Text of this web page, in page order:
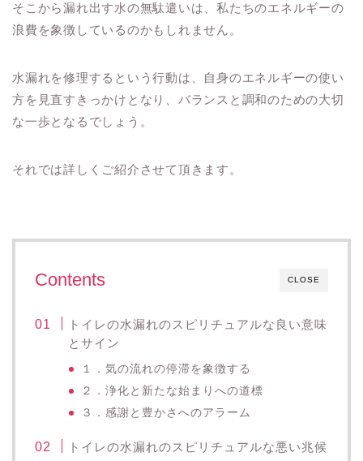
そこから漏れ出す水の無駄遣いは、私たちのエネルギーの
浪費を象徴しているのかもしれません。
水漏れを修理するという行動は、自身のエネルギーの使い
方を見直すきっかけとなり、バランスと調和のための大切
な一歩となるでしょう。
それでは詳しくご紹介させて頂きます。
CLOSE
Contents
トイレの水漏れのスピリチュアルな良い意味
とサイン
１．気の流れの停滞を象徴する
２．浄化と新たな始まりへの道標
３．感謝と豊かさへのアラーム
トイレの水漏れのスピリチュアルな悪い兆候